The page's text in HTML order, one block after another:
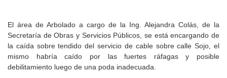
El área de Arbolado a cargo de la Ing. Alejandra Colás, de la
Secretaría de Obras y Servicios Públicos, se está encargando de
la caída sobre tendido del servicio de cable sobre calle Sojo, el
mismo habría caído por las fuertes ráfagas y posible
debilitamiento luego de una poda inadecuada.